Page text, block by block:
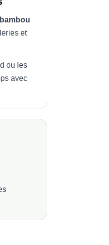
et
ou les
avec